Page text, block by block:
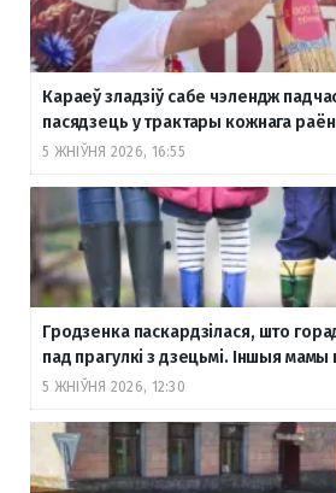
Караеў зладзіў сабе чэлендж
пасядзець у трактары кожнага
5 ЖНІЎНЯ 2026, 16:55
Гродзенка паскардзілася, што
пад прагулкі з дзецьмі. Іншыя
5 ЖНІЎНЯ 2026, 12:30